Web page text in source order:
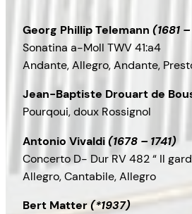
Georg Phillip Telemann (1681
Sonatina a-Moll TWV 41:a4
Andante, Allegro, Andante,
Jean-Baptiste Drouart de
Pourqoui, doux Rossignol
Antonio Vivaldi(1678 – 1741)
Concerto D- Dur RV 482 “ Il
Allegro, Cantabile, Allegro
Bert Matter(*1937)